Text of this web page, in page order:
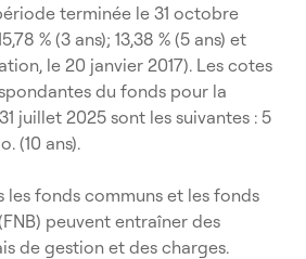
terminée le 31 octobre
% (3 ans); 13,38 % (5 ans) et
le 20 janvier 2017). Les cotes
du fonds pour la
juillet 2025 sont les suivantes : 5
(10 ans).
les fonds communs et les fonds
peuvent entraîner des
de gestion et des charges.